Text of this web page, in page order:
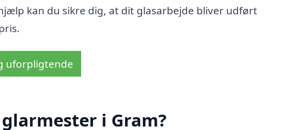
kan du sikre dig, at dit glasarbejde bliver udført
uforpligtende
i Gram?